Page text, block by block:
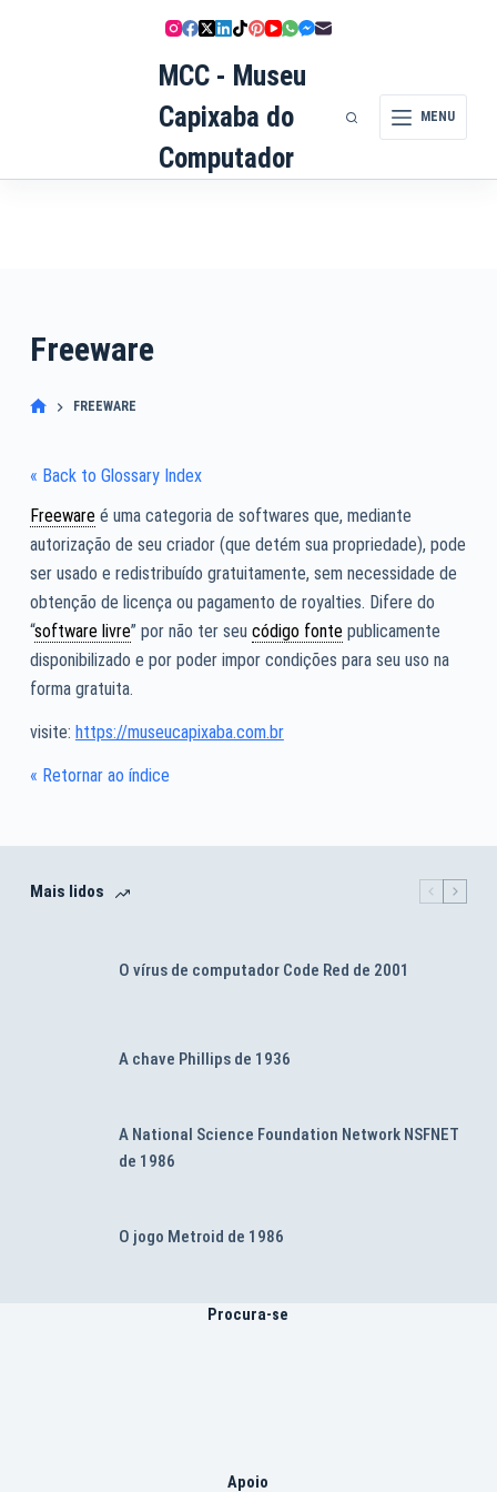
MCC - Museu
Capixaba do
Computador
MENU
Freeware
FREEWARE
« Back to Glossary Index
Freewareé uma categoria de softwares que, mediante
autorização de seu criador (que detém sua propriedade), pode
ser usado e redistribuído gratuitamente, sem necessidade de
obtenção de licença ou pagamento de royalties. Difere do
“software livre” por não ter seu código fontepublicamente
disponibilizado e por poder impor condições para seu uso na
forma gratuita.
visite: https://museucapixaba.com.br
« Retornar ao índice
Mais lidos
O vírus de computador Code Red de 2001
A chave Phillips de 1936
A National Science Foundation Network NSFNET
de 1986
O jogo Metroid de 1986
Procura-se
Apoio